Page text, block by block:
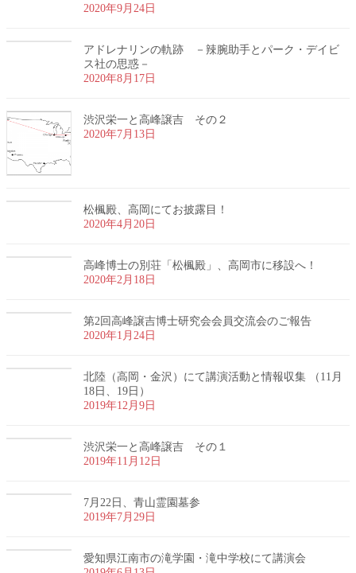
2020年9月24日
アドレナリンの軌跡 －辣腕助手とパーク・デイビ
ス社の思惑－
2020年8月17日
渋沢栄一と高峰譲吉 その２
2020年7月13日
松楓殿、高岡にてお披露目！
2020年4月20日
高峰博士の別荘「松楓殿」、高岡市に移設へ！
2020年2月18日
第2回高峰譲吉博士研究会会員交流会のご報告
2020年1月24日
北陸（高岡・金沢）にて講演活動と情報収集 （11月
18日、19日）
2019年12月9日
渋沢栄一と高峰譲吉 その１
2019年11月12日
7月22日、青山霊園墓参
2019年7月29日
愛知県江南市の滝学園・滝中学校にて講演会